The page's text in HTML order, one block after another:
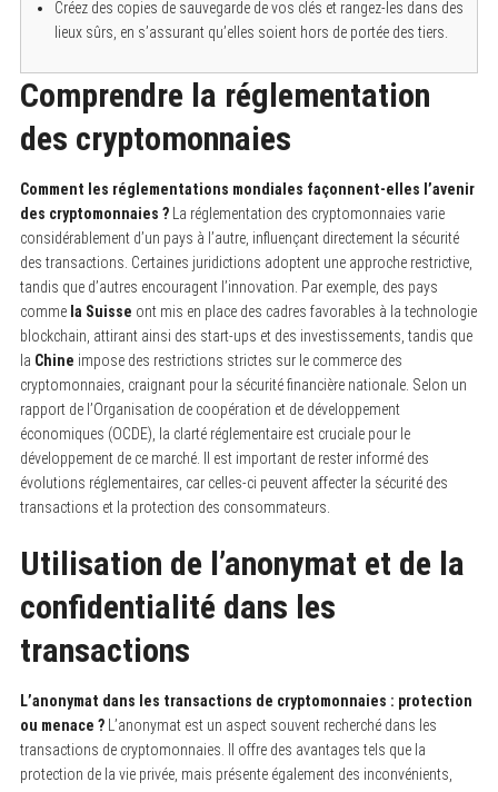
Créez des copies de sauvegarde de vos clés et rangez-les dans des
lieux sûrs, en s’assurant qu’elles soient hors de portée des tiers.
Comprendre la réglementation
des cryptomonnaies
Comment les réglementations mondiales façonnent-elles l’avenir
des cryptomonnaies ?La réglementation des cryptomonnaies varie
considérablement d’un pays à l’autre, influençant directement la sécurité
des transactions. Certaines juridictions adoptent une approche restrictive,
tandis que d’autres encouragent l’innovation. Par exemple, des pays
comme la Suisse ont mis en place des cadres favorables à la technologie
blockchain, attirant ainsi des start-ups et des investissements, tandis que
la Chine impose des restrictions strictes sur le commerce des
cryptomonnaies, craignant pour la sécurité financière nationale. Selon un
rapport de l’Organisation de coopération et de développement
économiques (OCDE), la clarté réglementaire est cruciale pour le
développement de ce marché. Il est important de rester informé des
évolutions réglementaires, car celles-ci peuvent affecter la sécurité des
transactions et la protection des consommateurs.
Utilisation de l’anonymat et de la
confidentialité dans les
transactions
L’anonymat dans les transactions de cryptomonnaies : protection
ou menace ?L’anonymat est un aspect souvent recherché dans les
transactions de cryptomonnaies. Il offre des avantages tels que la
protection de la vie privée, mais présente également des inconvénients,